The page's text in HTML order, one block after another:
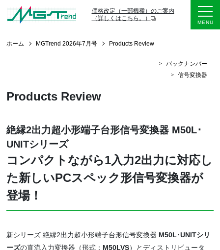
価格改定（一部機種）のご案内
（詳しくはこちら。）
ホーム MGTrend 2026年7月号 Products Review
バックナンバー
信号変換器
Products Review
絶縁2出力超小形端子台形信号変換器 M50L･
UNITシリーズ
コンパクトながら1入力2出力に対応し
た新しいPCスペック形信号変換器が
登場！
新シリーズ 絶縁2出力超小形端子台形信号変換器 M50L･UNITシリ
ーズの直流入力変換器（形式： M50LVS）とディストリビュータ